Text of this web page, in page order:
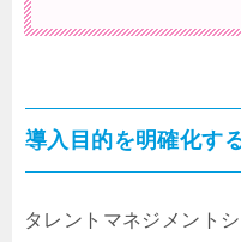
導入目的を明確化す
タレントマネジメント